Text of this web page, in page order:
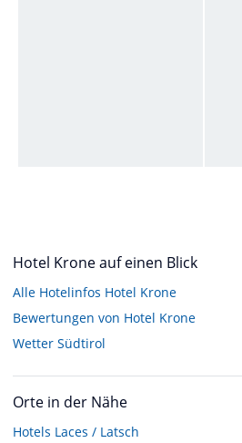
Hotel Krone auf einen Blick
Alle Hotelinfos Hotel Krone
Bewertungen von Hotel Krone
Wetter Südtirol
Orte in der Nähe
Hotels Laces / Latsch